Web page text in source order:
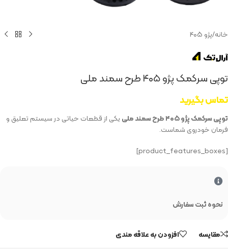
خانه/پژو ۴۰۵
توپی سرکمک پژو ۴۰۵ طرح سمند ملی
تماس بگیرید
توپی سرکمک پژو ۴۰۵ طرح سمند ملی
یکی از قطعات حیاتی در سیستم تعلیق و
فرمان خودروی شماست.
[product_features_boxes]
نحوه ثبت سفارش
مقایسه افزودن به علاقه مندی